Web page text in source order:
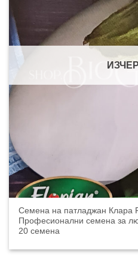
Семена на патладжан Клара
Професионални семена за
20 семена